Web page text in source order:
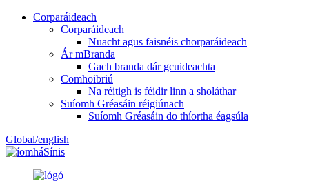
Corparáideach
Corparáideach
Nuacht agus faisnéis chorparáideach
Ár mBranda
Gach branda dár gcuideachta
Comhoibriú
Na réitigh is féidir linn a sholáthar
Suíomh Gréasáin réigiúnach
Suíomh Gréasáin do thíortha éagsúla
Global/english
Sínis